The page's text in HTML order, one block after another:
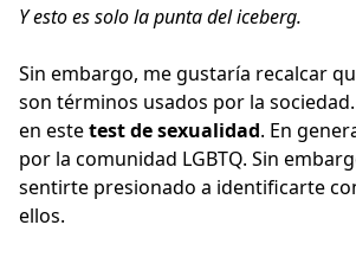
Y esto es solo la punta del iceberg.
Sin embargo, me gustaría recalcar
son términos usados por la
en estetest de sexualidad. En
por la comunidad LGBTQ. Sin
sentirte presionado a identificarte
ellos.